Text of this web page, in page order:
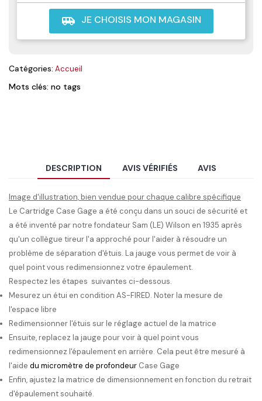
airport_shuttle JE CHOISIS MON MAGASIN
Catégories: Accueil
Mots clés: no tags
DESCRIPTION AVIS VÉRIFIÉS AVIS
Image d'illustration, bien vendue pour chaque calibre spécifique
Le Cartridge Case Gage a été conçu dans un souci de sécurité et
a été inventé par notre fondateur Sam (LE) Wilson en 1935 après
qu'un collègue tireur l'a approché pour l'aider à résoudre un
problème de séparation d'étuis. La jauge vous permet de voir à
quel point vous redimensionnez votre épaulement.
Respectez les étapes suivantes ci-dessous.
Mesurez un étui en condition AS-FIRED. Noter la mesure de
l'espace libre
Redimensionner l'étuis sur le réglage actuel de la matrice
Ensuite, replacez la jauge pour voir à quel point vous
redimensionnez l'épaulement en arrière. Cela peut être mesuré à
l'aide du micromètre de profondeur Case Gage
Enfin, ajustez la matrice de dimensionnement en fonction du retrait
d'épaulement souhaité.